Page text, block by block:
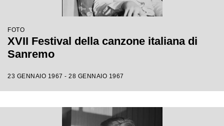
FOTO
XVII Festival della canzone italiana di
Sanremo
23 GENNAIO 1967 - 28 GENNAIO 1967